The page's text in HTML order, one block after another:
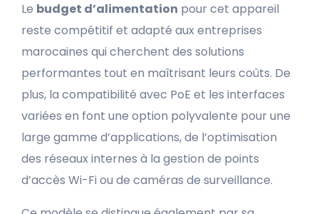
Le budget d’alimentation pour cet appareil
reste compétitif et adapté aux entreprises
marocaines qui cherchent des solutions
performantes tout en maîtrisant leurs coûts. De
plus, la compatibilité avec PoE et les interfaces
variées en font une option polyvalente pour une
large gamme d’applications, de l’optimisation
des réseaux internes à la gestion de points
d’accès Wi-Fi ou de caméras de surveillance.